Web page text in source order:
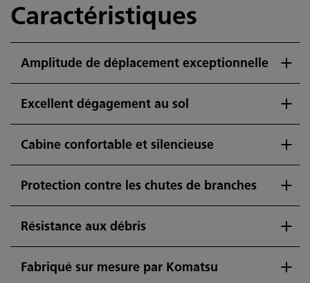
Caractéristiques
Amplitude de déplacement exceptionnelle
Excellent dégagement au sol
Cabine confortable et silencieuse
Protection contre les chutes de branches
Résistance aux débris
Fabriqué sur mesure par Komatsu